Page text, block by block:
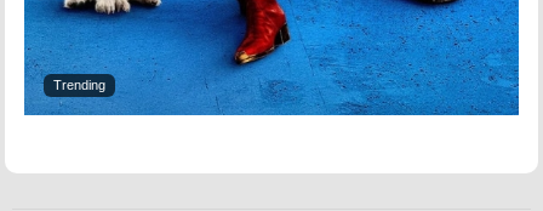
Trending